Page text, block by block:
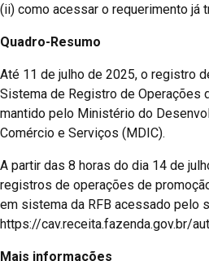
(ii) como acessar o requerimento já
Quadro-Resumo
Até 11 de julho de 2025, o registro
Sistema de Registro de Operações
mantido pelo Ministério do
Comércio e Serviços (MDIC).
A partir das 8 horas do dia 14 de
registros de operações de
em sistema da RFB acessado pelo
https://cav.receita.fazenda.gov.br/
Mais informações